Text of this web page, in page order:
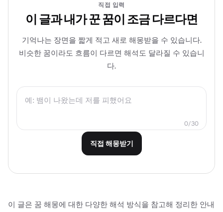
직접 입력
이 글과 내가 꾼 꿈이 조금 다르다면
기억나는 장면을 짧게 적고 새로 해몽받을 수 있습니다.
비슷한 꿈이라도 흐름이 다르면 해석도 달라질 수 있습니
다.
0/30
직접 해몽받기
이 글은 꿈 해몽에 대한 다양한 해석 방식을 참고해 정리한 안내